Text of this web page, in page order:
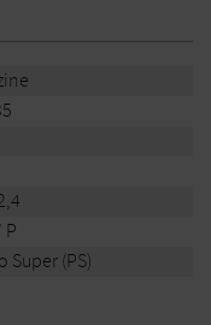
P
Super (PS)